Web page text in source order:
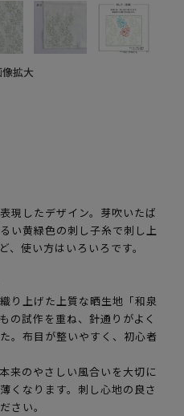
像拡大
現したデザイン。芽吹いたば
い黄緑色の刺し子糸で刺し上
、使い方はいろいろです。
り上げた上質な晒生地「和泉
の試作を重ね、針通りがよく
。布目が整いやすく、初心者
来のやさしい風合いを大切に
くなります。刺し心地の良さ
さい。